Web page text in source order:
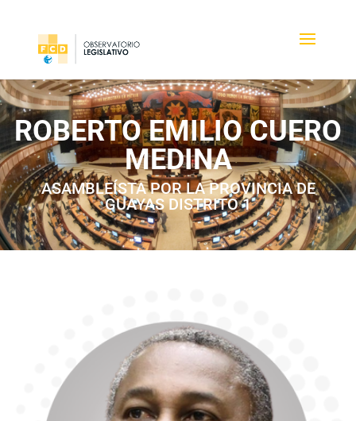
ROBERTO EMILIO CUERO
MEDINA
ASAMBLEÍSTA POR LA PROVINCIA DE
GUAYAS DISTRITO 1